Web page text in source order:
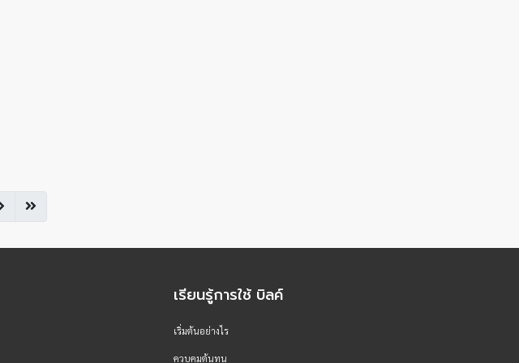
เรียนรู้การใช้ บิลค์
เริ่มต้นอย่างไร
ควบคุมต้นทุน